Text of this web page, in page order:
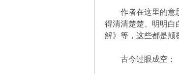
作者在这里的意思
得清清楚楚、明明白
解》等，这些都是颠
古今过眼成空：